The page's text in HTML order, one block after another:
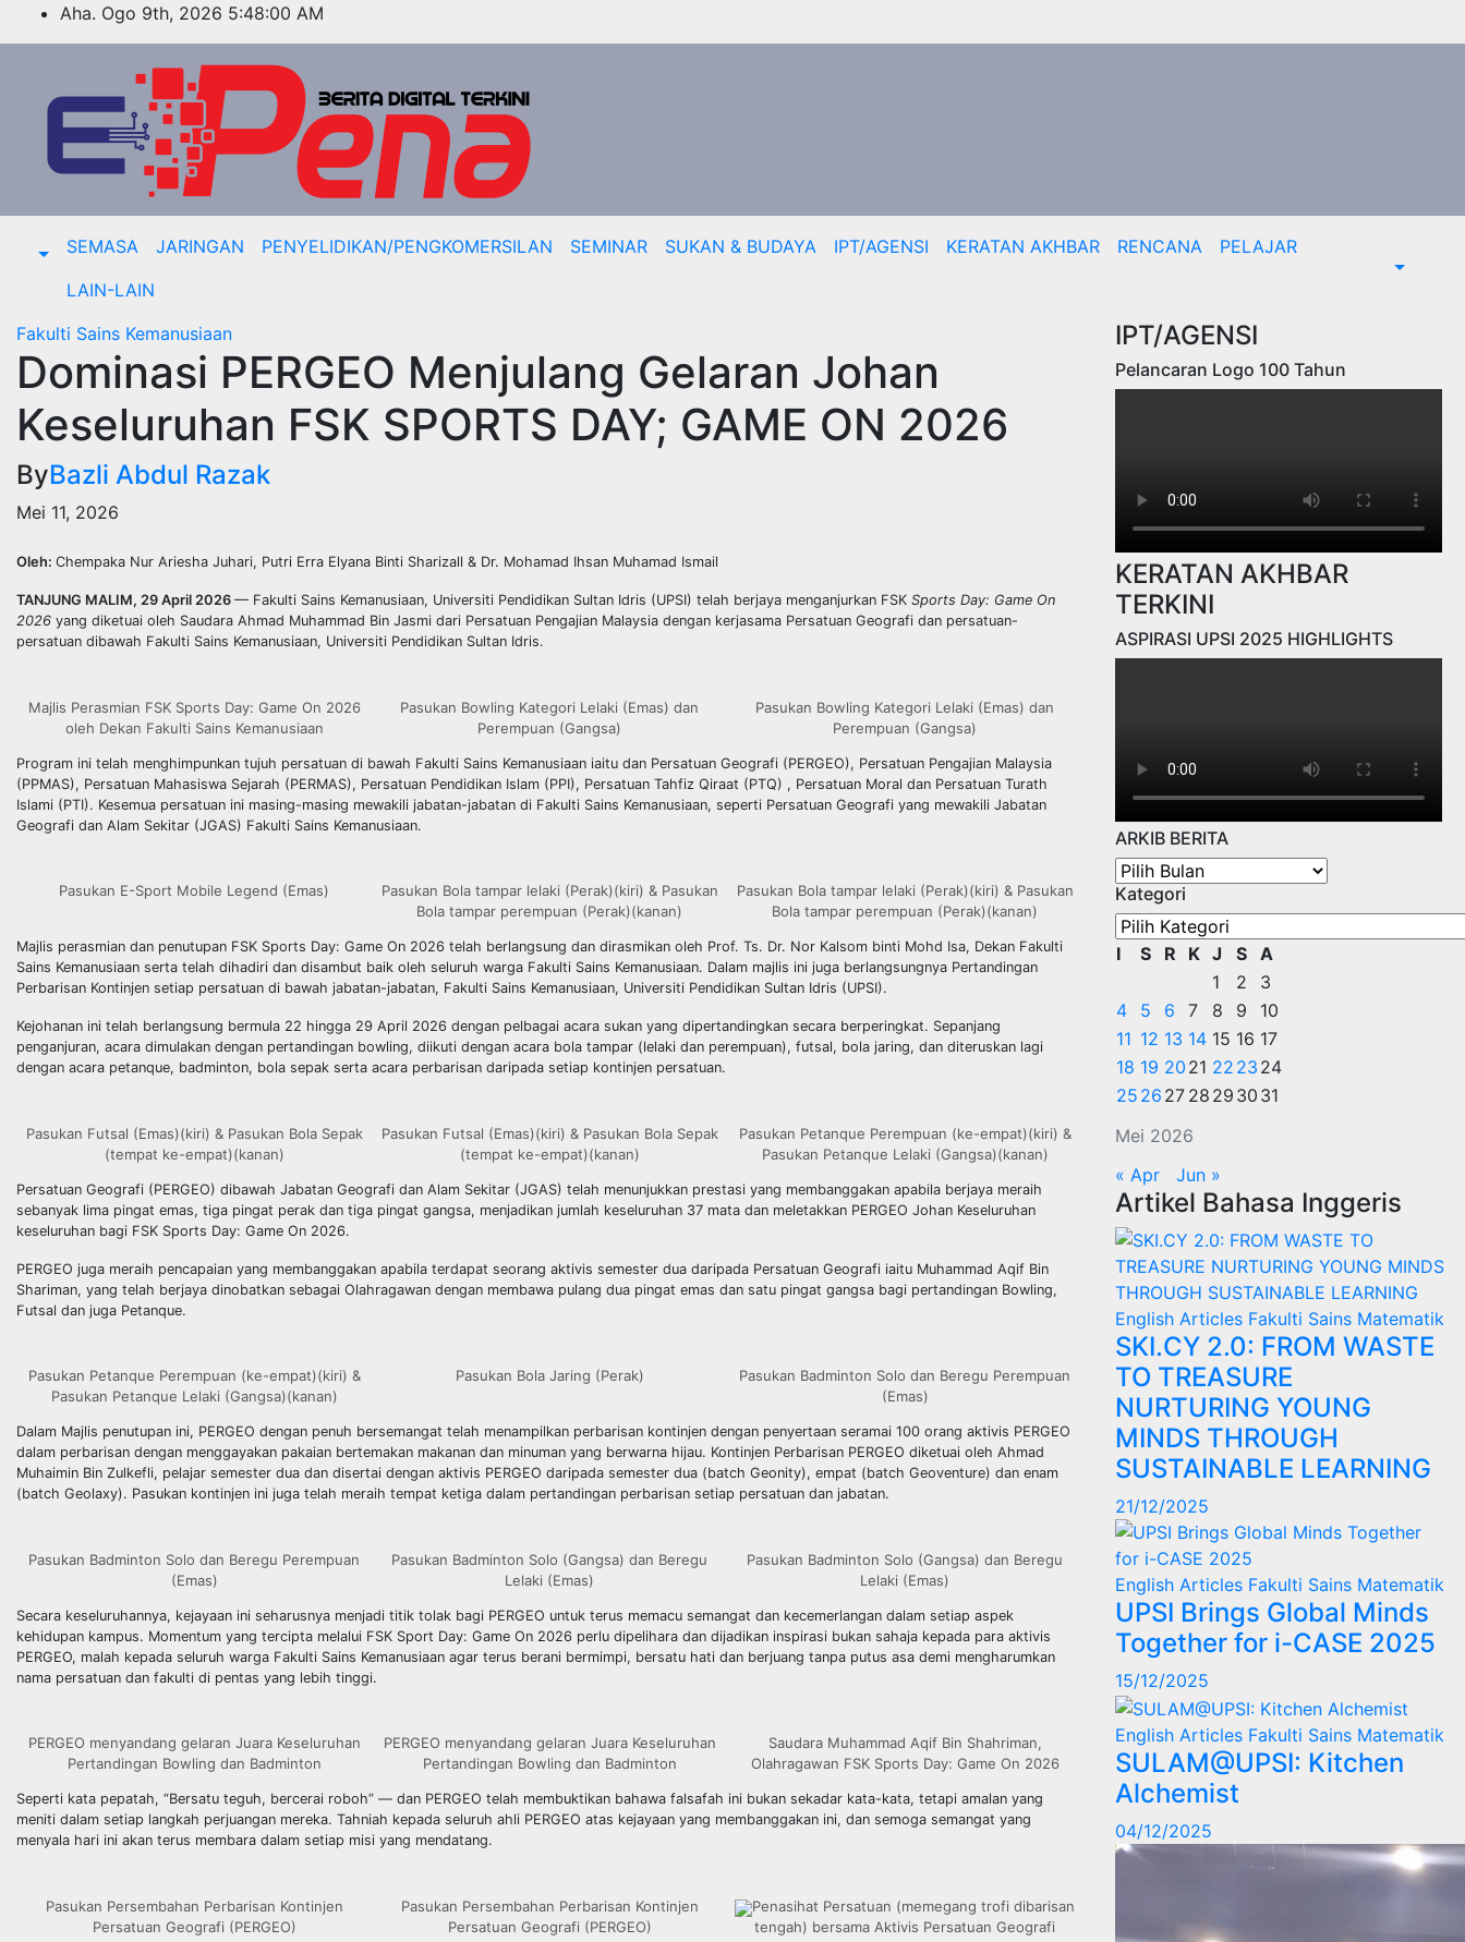
to
Aha. Ogo 9th, 2026 5:48:00 AM
SEMASA JARINGAN PENYELIDIKAN/PENGKOMERSILAN SEMINAR SUKAN & BUDAYA IPT/AGENSI KERATAN AKHBAR RENCANA
PELAJAR
LAIN-LAIN
Fakulti Sains Kemanusiaan
Dominasi PERGEO Menjulang Gelaran Johan
Keseluruhan FSK SPORTS DAY; GAME ON 2026
ByBazli Abdul Razak
Mei 11, 2026
Oleh: Chempaka Nur Ariesha Juhari, Putri Erra Elyana Binti Sharizall & Dr. Mohamad Ihsan Muhamad Ismail
TANJUNG MALIM, 29 April 2026 — Fakulti Sains Kemanusiaan, Universiti Pendidikan Sultan Idris (UPSI) telah berjaya menganjurkan FSK Sports Day: Game On
2026 yang diketuai oleh Saudara Ahmad Muhammad Bin Jasmi dari Persatuan Pengajian Malaysia dengan kerjasama Persatuan Geografi dan persatuan-
persatuan dibawah Fakulti Sains Kemanusiaan, Universiti Pendidikan Sultan Idris.
Majlis Perasmian FSK Sports Day: Game On 2026
oleh Dekan Fakulti Sains Kemanusiaan
Pasukan Bowling Kategori Lelaki (Emas) dan
Perempuan (Gangsa)
Pasukan Bowling Kategori Lelaki (Emas) dan
Perempuan (Gangsa)
Program ini telah menghimpunkan tujuh persatuan di bawah Fakulti Sains Kemanusiaan iaitu dan Persatuan Geografi (PERGEO), Persatuan Pengajian Malaysia
(PPMAS), Persatuan Mahasiswa Sejarah (PERMAS), Persatuan Pendidikan Islam (PPI), Persatuan Tahfiz Qiraat (PTQ) , Persatuan Moral dan Persatuan Turath
Islami (PTI). Kesemua persatuan ini masing-masing mewakili jabatan-jabatan di Fakulti Sains Kemanusiaan, seperti Persatuan Geografi yang mewakili Jabatan
Geografi dan Alam Sekitar (JGAS) Fakulti Sains Kemanusiaan.
Pasukan E-Sport Mobile Legend (Emas)
Pasukan Bola tampar lelaki (Perak)(kiri) & Pasukan
Bola tampar perempuan (Perak)(kanan)
Pasukan Bola tampar lelaki (Perak)(kiri) & Pasukan
Bola tampar perempuan (Perak)(kanan)
Majlis perasmian dan penutupan FSK Sports Day: Game On 2026 telah berlangsung dan dirasmikan oleh Prof. Ts. Dr. Nor Kalsom binti Mohd Isa, Dekan Fakulti
Sains Kemanusiaan serta telah dihadiri dan disambut baik oleh seluruh warga Fakulti Sains Kemanusiaan. Dalam majlis ini juga berlangsungnya Pertandingan
Perbarisan Kontinjen setiap persatuan di bawah jabatan-jabatan, Fakulti Sains Kemanusiaan, Universiti Pendidikan Sultan Idris (UPSI).
Kejohanan ini telah berlangsung bermula 22 hingga 29 April 2026 dengan pelbagai acara sukan yang dipertandingkan secara berperingkat. Sepanjang
penganjuran, acara dimulakan dengan pertandingan bowling, diikuti dengan acara bola tampar (lelaki dan perempuan), futsal, bola jaring, dan diteruskan lagi
dengan acara petanque, badminton, bola sepak serta acara perbarisan daripada setiap kontinjen persatuan.
Pasukan Futsal (Emas)(kiri) & Pasukan Bola Sepak
(tempat ke-empat)(kanan)
Pasukan Futsal (Emas)(kiri) & Pasukan Bola Sepak
(tempat ke-empat)(kanan)
Pasukan Petanque Perempuan (ke-empat)(kiri) &
Pasukan Petanque Lelaki (Gangsa)(kanan)
Persatuan Geografi (PERGEO) dibawah Jabatan Geografi dan Alam Sekitar (JGAS) telah menunjukkan prestasi yang membanggakan apabila berjaya meraih
sebanyak lima pingat emas, tiga pingat perak dan tiga pingat gangsa, menjadikan jumlah keseluruhan 37 mata dan meletakkan PERGEO Johan Keseluruhan
keseluruhan bagi FSK Sports Day: Game On 2026.
PERGEO juga meraih pencapaian yang membanggakan apabila terdapat seorang aktivis semester dua daripada Persatuan Geografi iaitu Muhammad Aqif Bin
Shariman, yang telah berjaya dinobatkan sebagai Olahragawan dengan membawa pulang dua pingat emas dan satu pingat gangsa bagi pertandingan Bowling,
Futsal dan juga Petanque.
Pasukan Petanque Perempuan (ke-empat)(kiri) &
Pasukan Petanque Lelaki (Gangsa)(kanan)
Pasukan Bola Jaring (Perak)
Pasukan Badminton Solo dan Beregu Perempuan
(Emas)
Dalam Majlis penutupan ini, PERGEO dengan penuh bersemangat telah menampilkan perbarisan kontinjen dengan penyertaan seramai 100 orang aktivis PERGEO
dalam perbarisan dengan menggayakan pakaian bertemakan makanan dan minuman yang berwarna hijau. Kontinjen Perbarisan PERGEO diketuai oleh Ahmad
Muhaimin Bin Zulkefli, pelajar semester dua dan disertai dengan aktivis PERGEO daripada semester dua (batch Geonity), empat (batch Geoventure) dan enam
(batch Geolaxy). Pasukan kontinjen ini juga telah meraih tempat ketiga dalam pertandingan perbarisan setiap persatuan dan jabatan.
Pasukan Badminton Solo dan Beregu Perempuan
(Emas)
Pasukan Badminton Solo (Gangsa) dan Beregu
Lelaki (Emas)
Pasukan Badminton Solo (Gangsa) dan Beregu
Lelaki (Emas)
Secara keseluruhannya, kejayaan ini seharusnya menjadi titik tolak bagi PERGEO untuk terus memacu semangat dan kecemerlangan dalam setiap aspek
kehidupan kampus. Momentum yang tercipta melalui FSK Sport Day: Game On 2026 perlu dipelihara dan dijadikan inspirasi bukan sahaja kepada para aktivis
PERGEO, malah kepada seluruh warga Fakulti Sains Kemanusiaan agar terus berani bermimpi, bersatu hati dan berjuang tanpa putus asa demi mengharumkan
nama persatuan dan fakulti di pentas yang lebih tinggi.
PERGEO menyandang gelaran Juara Keseluruhan
Pertandingan Bowling dan Badminton
PERGEO menyandang gelaran Juara Keseluruhan
Pertandingan Bowling dan Badminton
Saudara Muhammad Aqif Bin Shahriman,
Olahragawan FSK Sports Day: Game On 2026
Seperti kata pepatah, “Bersatu teguh, bercerai roboh” — dan PERGEO telah membuktikan bahawa falsafah ini bukan sekadar kata-kata, tetapi amalan yang
meniti dalam setiap langkah perjuangan mereka. Tahniah kepada seluruh ahli PERGEO atas kejayaan yang membanggakan ini, dan semoga semangat yang
menyala hari ini akan terus membara dalam setiap misi yang mendatang.
Pasukan Persembahan Perbarisan Kontinjen
Persatuan Geografi (PERGEO)
Pasukan Persembahan Perbarisan Kontinjen
Persatuan Geografi (PERGEO)
Penasihat Persatuan (memegang trofi dibarisan
tengah) bersama Aktivis Persatuan Geografi
IPT/AGENSI
Pelancaran Logo 100 Tahun
KERATAN AKHBAR
TERKINI
ASPIRASI UPSI 2025 HIGHLIGHTS
ARKIB BERITA
ARKIB
BERITA
Kategori
Kategori
Mei 2026
I S R K J S A
1
2
3
4
5 6 7 8 9
10
11 12 13 14 15 16 17
18 19 20 21 22 23 24
25 26 27 28 29 30 31
« Apr Jun »
Artikel Bahasa Inggeris
English Articles Fakulti Sains Matematik
SKI.CY 2.0: FROM WASTE
TO TREASURE
NURTURING YOUNG
MINDS THROUGH
SUSTAINABLE LEARNING
21/12/2025
English Articles Fakulti Sains Matematik
UPSI Brings Global Minds
Together for i-CASE 2025
15/12/2025
English Articles Fakulti Sains Matematik
SULAM@UPSI: Kitchen
Alchemist
04/12/2025